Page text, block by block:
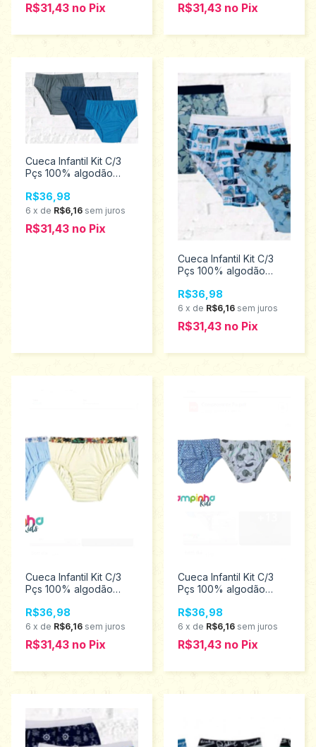
R$31,43 no Pix R$31,43 no Pix
Cueca Infantil Kit C/3
Pçs 100% algodão
R$36,98
6 x de R$6,16 sem juros
R$31,43 no Pix
Cueca Infantil Kit C/3
Pçs 100% algodão
R$36,98
6 x de R$6,16 sem juros
R$31,43 no Pix
Cueca Infantil Kit C/3
Pçs 100% algodão
R$36,98
6 x de R$6,16 sem juros
R$31,43 no Pix
Cueca Infantil Kit C/3
Pçs 100% algodão
R$36,98
6 x de R$6,16 sem juros
R$31,43 no Pix